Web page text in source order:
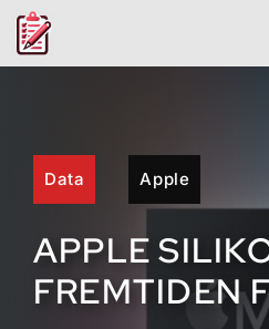
Hopp
Data Apple
APPLE
FREMTIDEN